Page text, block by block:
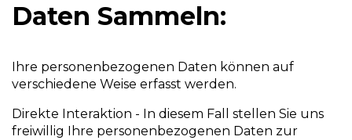
Daten Sammeln:
Ihre personenbezogenen Daten können auf
verschiedene Weise erfasst werden.
Direkte Interaktion - In diesem Fall stellen Sie uns
freiwillig Ihre personenbezogenen Daten zur